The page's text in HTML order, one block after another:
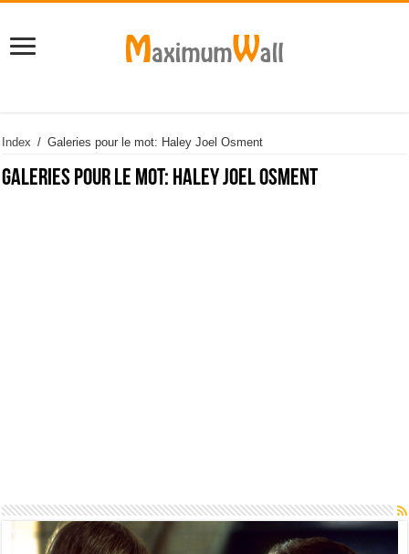
Index / Galeries pour le mot: Haley Joel Osment
Galeries pour le mot: Haley Joel Osment